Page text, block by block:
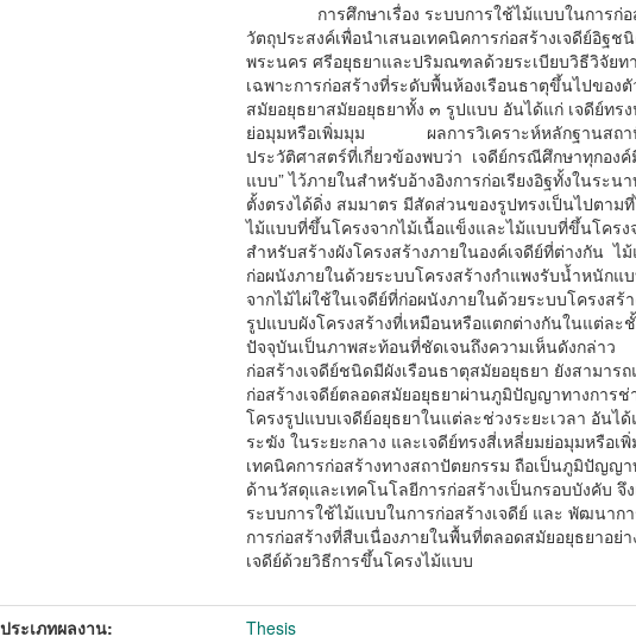
การศึกษาเรื่อง ระบบการใช้ไม้แบบในการก่อส
วัตถุประสงค์เพื่อนำเสนอเทคนิคการก่อสร้างเจดีย์อิฐ
พระนคร ศรีอยุธยาและปริมณฑลด้วยระเบียบวิธีวิจัยท
เฉพาะการก่อสร้างที่ระดับพื้นห้องเรือนธาตุขึ้นไปของ
สมัยอยุธยาสมัยอยุธยาทั้ง ๓ รูปแบบ อันได้แก่ เจดีย์ทร
ย่อมุมหรือเพิ่มมุม ผลการวิเคราะห์หลักฐานสถาปัต
ประวัติศาสตร์ที่เกี่ยวข้องพบว่า เจดีย์กรณีศึกษาทุกอง
แบบ” ไว้ภายในสำหรับอ้างอิงการก่อเรียงอิฐทั้งในระ
ตั้งตรงได้ดิ่ง สมมาตร มีสัดส่วนของรูปทรงเป็นไปตา
ไม้แบบที่ขึ้นโครงจากไม้เนื้อแข็งและไม้แบบที่ขึ้นโคร
สำหรับสร้างผังโครงสร้างภายในองค์เจดีย์ที่ต่างกัน
ก่อผนังภายในด้วยระบบโครงสร้างกำแพงรับน้ำหนั
จากไม้ไผ่ใช้ในเจดีย์ที่ก่อผนังภายในด้วยระบบโครงส
รูปแบบผังโครงสร้างที่เหมือนหรือแตกต่างกันในแต่ละ
ปัจจุบันเป็นภาพสะท้อนที่ชัดเจนถึงความเห็นดังก
ก่อสร้างเจดีย์ชนิดมีผังเรือนธาตุสมัยอยุธยา ยังสามาร
ก่อสร้างเจดีย์ตลอดสมัยอยุธยาผ่านภูมิปัญญาทางการ
โครงรูปแบบเจดีย์อยุธยาในแต่ละช่วงระยะเวลา อันไ
ระฆัง ในระยะกลาง และเจดีย์ทรงสี่เหลี่ยมย่อมุม
เทคนิคการก่อสร้างทางสถาปัตยกรรม ถือเป็นภูมิปัญญ
ด้านวัสดุและเทคโนโลยีการก่อสร้างเป็นกรอบบังคับ
ระบบการใช้ไม้แบบในการก่อสร้างเจดีย์ และ พัฒนาก
การก่อสร้างที่สืบเนื่องภายในพื้นที่ตลอดสมัยอยุธยาอย่
เจดีย์ด้วยวิธีการขึ้นโครงไม้แบบ
ประเภทผลงาน:
Thesis